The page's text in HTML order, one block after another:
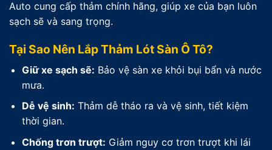
Auto cung cấp thảm chính hãng, giúp xe của bạn luôn
sạch sẽ và sang trọng.
Tại Sao Nên Lắp Thảm Lót Sàn Ô Tô?
Giữ xe sạch sẽ: Bảo vệ sàn xe khỏi bụi bẩn và nước
mưa.
Dễ vệ sinh: Thảm dễ tháo ra và vệ sinh, tiết kiệm
thời gian.
Chống trơn trượt: Giảm nguy cơ trơn trượt khi lái